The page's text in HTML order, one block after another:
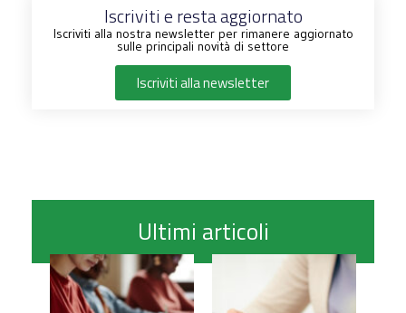
Iscriviti e resta aggiornato
Iscriviti alla nostra newsletter per rimanere aggiornato
sulle principali novità di settore
Iscriviti alla newsletter
Ultimi articoli